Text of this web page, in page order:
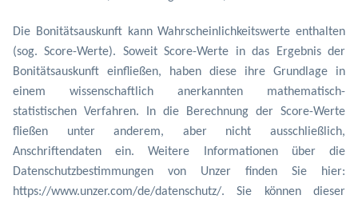
Die Bonitätsauskunft kann Wahrscheinlichkeitswerte enthalten
(sog. Score-Werte). Soweit Score-Werte in das Ergebnis der
Bonitätsauskunft einfließen, haben diese ihre Grundlage in
einem wissenschaftlich anerkannten mathematisch-
statistischen Verfahren. In die Berechnung der Score-Werte
fließen unter anderem, aber nicht ausschließlich,
Anschriftendaten ein. Weitere Informationen über die
Datenschutzbestimmungen von Unzer finden Sie hier:
https://www.unzer.com/de/datenschutz/. Sie können dieser